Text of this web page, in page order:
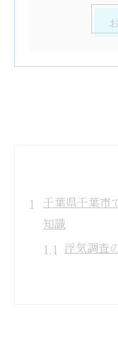
千葉県千葉市
知識
浮気調査